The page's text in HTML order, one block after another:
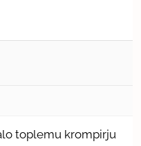
toplemu krompirju